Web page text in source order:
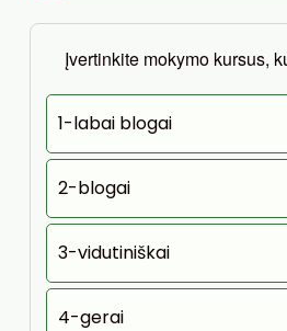
Įvertinkite mokymo kursus,
1-labai blogai
2-blogai
3-vidutiniškai
4-gerai